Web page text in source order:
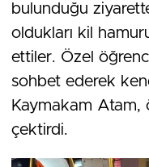
bulunduğu
oldukları kil
ettiler. Özel
sohbet ederek
Kaymakam
çektirdi.